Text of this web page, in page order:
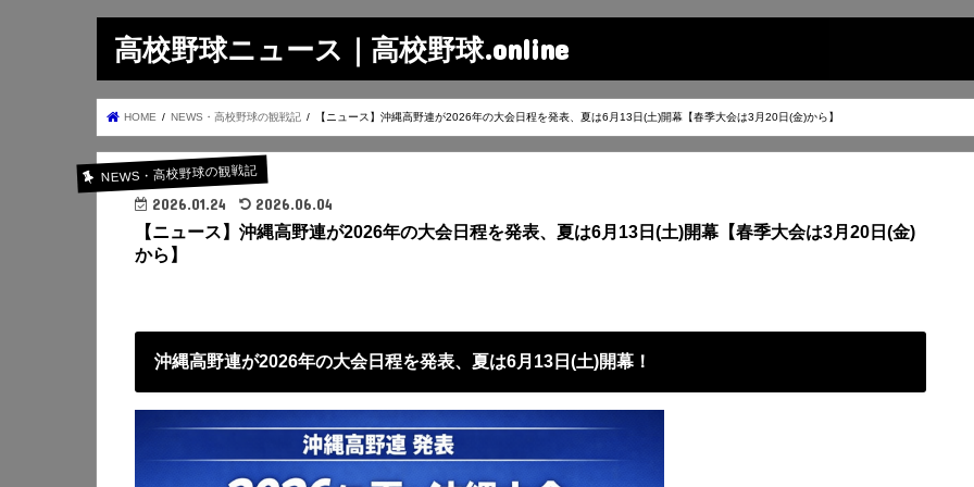
高校野球ニュース｜高校野球.online
HOME NEWS・高校野球の観戦記 【ニュース】沖縄高野連が2026年の大会日程を発表、夏は6月13日(土)開幕【春季大会は3月20日(金)から】
NEWS・高校野球の観戦記
2026.01.24 2026.06.04
【ニュース】沖縄高野連が2026年の大会日程を発表、夏は6月13日(土)開幕【春季大会は3月20日(金)
から】
沖縄高野連が2026年の大会日程を発表、夏は6月13日(土)開幕！